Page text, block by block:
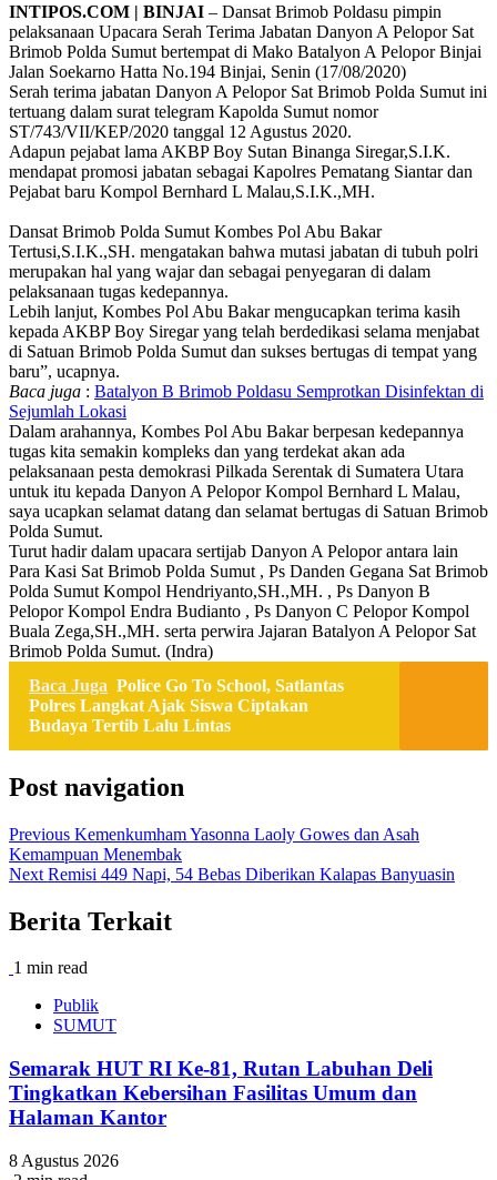
INTIPOS.COM | BINJAI – Dansat Brimob Poldasu pimpin
pelaksanaan Upacara Serah Terima Jabatan Danyon A Pelopor Sat
Brimob Polda Sumut bertempat di Mako Batalyon A Pelopor Binjai
Jalan Soekarno Hatta No.194 Binjai, Senin (17/08/2020)
Serah terima jabatan Danyon A Pelopor Sat Brimob Polda Sumut ini
tertuang dalam surat telegram Kapolda Sumut nomor
ST/743/VII/KEP/2020 tanggal 12 Agustus 2020.
Adapun pejabat lama AKBP Boy Sutan Binanga Siregar,S.I.K.
mendapat promosi jabatan sebagai Kapolres Pematang Siantar dan
Pejabat baru Kompol Bernhard L Malau,S.I.K.,MH.
Dansat Brimob Polda Sumut Kombes Pol Abu Bakar
Tertusi,S.I.K.,SH. mengatakan bahwa mutasi jabatan di tubuh polri
merupakan hal yang wajar dan sebagai penyegaran di dalam
pelaksanaan tugas kedepannya.
Lebih lanjut, Kombes Pol Abu Bakar mengucapkan terima kasih
kepada AKBP Boy Siregar yang telah berdedikasi selama menjabat
di Satuan Brimob Polda Sumut dan sukses bertugas di tempat yang
baru”, ucapnya.
Baca juga : Batalyon B Brimob Poldasu Semprotkan Disinfektan di
Sejumlah Lokasi
Dalam arahannya, Kombes Pol Abu Bakar berpesan kedepannya
tugas kita semakin kompleks dan yang terdekat akan ada
pelaksanaan pesta demokrasi Pilkada Serentak di Sumatera Utara
untuk itu kepada Danyon A Pelopor Kompol Bernhard L Malau,
saya ucapkan selamat datang dan selamat bertugas di Satuan Brimob
Polda Sumut.
Turut hadir dalam upacara sertijab Danyon A Pelopor antara lain
Para Kasi Sat Brimob Polda Sumut , Ps Danden Gegana Sat Brimob
Polda Sumut Kompol Hendriyanto,SH.,MH. , Ps Danyon B
Pelopor Kompol Endra Budianto , Ps Danyon C Pelopor Kompol
Buala Zega,SH.,MH. serta perwira Jajaran Batalyon A Pelopor Sat
Brimob Polda Sumut. (Indra)
Baca Juga Police Go To School, Satlantas
Polres Langkat Ajak Siswa Ciptakan
Budaya Tertib Lalu Lintas
Post navigation
Previous Kemenkumham Yasonna Laoly Gowes dan Asah
Kemampuan Menembak
Next Remisi 449 Napi, 54 Bebas Diberikan Kalapas Banyuasin
Berita Terkait
1 min read
Publik
SUMUT
Semarak HUT RI Ke-81, Rutan Labuhan Deli
Tingkatkan Kebersihan Fasilitas Umum dan
Halaman Kantor
8 Agustus 2026